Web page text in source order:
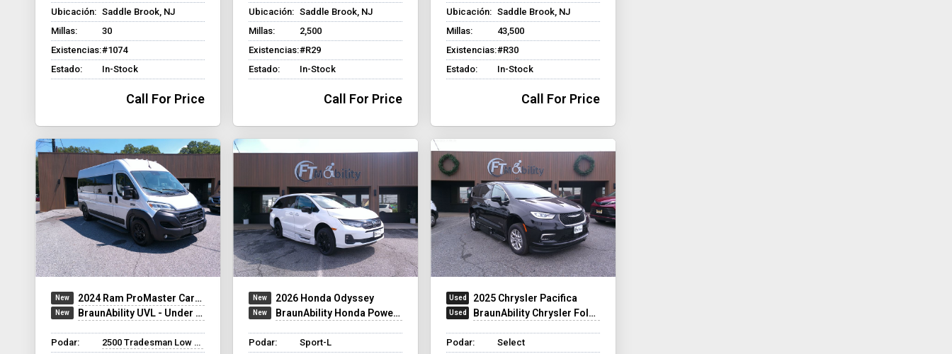
Ubicación: Saddle Brook, NJ
Millas:
30
Existencias:#1074
Estado:
In-Stock
Call For Price
Ubicación: Saddle Brook, NJ
Millas:
2,500
Existencias:#R29
Estado:
In-Stock
Call For Price
Ubicación: Saddle Brook, NJ
Millas:
43,500
Existencias:#R30
Estado:
In-Stock
Call For Price
2024 Ram ProMaster Cargo Van
BraunAbility UVL - Under Vehicle Lift
Podar:
2500 Tradesman Low Roof
2026 Honda Odyssey
BraunAbility Honda Power Infloor
Podar:
Sport-L
2025 Chrysler Pacifica
BraunAbility Chrysler Foldout XT
Podar:
Select